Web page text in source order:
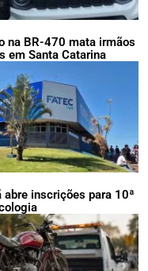
na BR-470 mata irmãos
em Santa Catarina
abre inscrições para 10ª